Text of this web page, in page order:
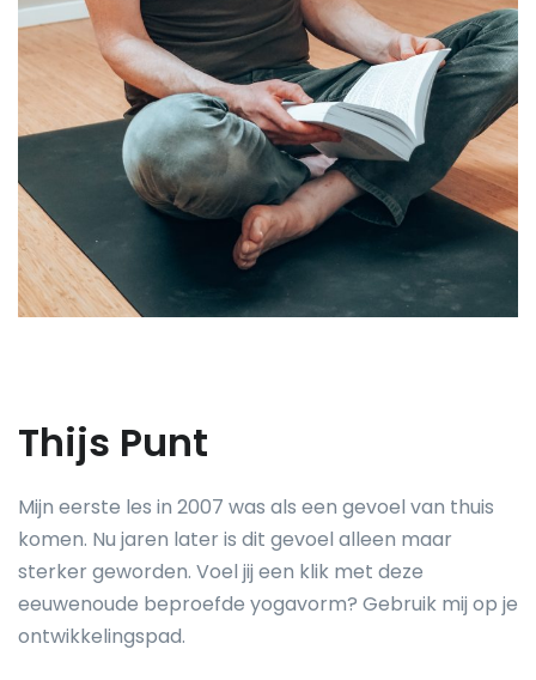
Thijs Punt
Mijn eerste les in 2007 was als een gevoel van thuis
komen. Nu jaren later is dit gevoel alleen maar
sterker geworden. Voel jij een klik met deze
eeuwenoude beproefde yogavorm? Gebruik mij op je
ontwikkelingspad.